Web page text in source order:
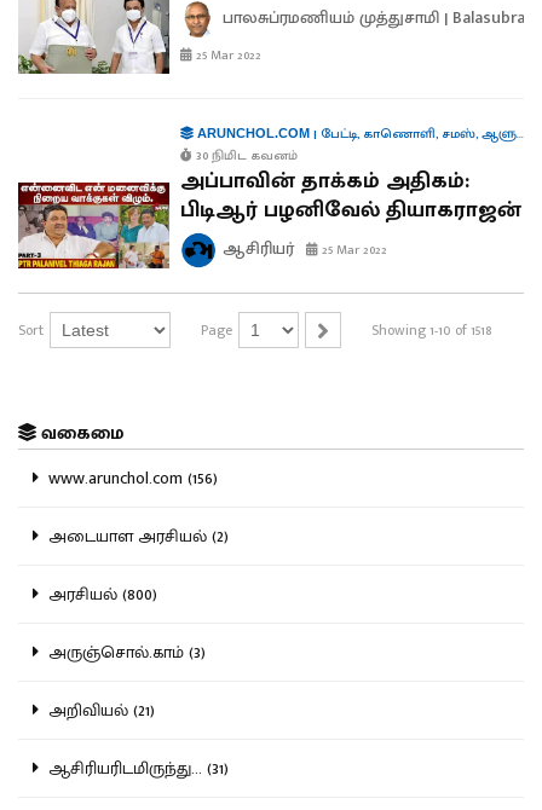
பாலசுப்ரமணியம் முத்துசாமி |
25 Mar 2022
ARUNCHOL.COM| பேட்டி, காணொளி, சமஸ்,ஆளுமைகள்
30 நிமிட கவனம்
அப்பாவின் தாக்கம் அதிகம்:
பிடிஆர் பழனிவேல் தியாகராஜன்
ஆசிரியர் 25 Mar 2022
Sort Page Showing 1-10 of 1518
வகைமை
www.arunchol.com (156)
அடையாள அரசியல் (2)
அரசியல் (800)
அருஞ்சொல்.காம் (3)
அறிவியல் (21)
ஆசிரியரிடமிருந்து... (31)